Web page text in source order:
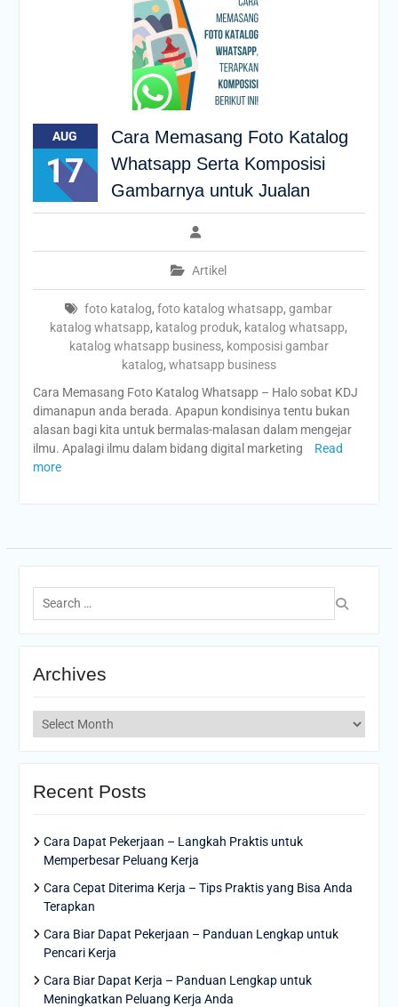
AUG
17
Cara Memasang Foto Katalog
Whatsapp Serta Komposisi
Gambarnya untuk Jualan
Artikel
foto katalog,foto katalog whatsapp,gambar
katalog whatsapp, katalog produk, katalog whatsapp,
katalog whatsapp business, komposisi gambar
katalog, whatsapp business
Cara Memasang Foto Katalog Whatsapp – Halo sobat KDJ
dimanapun anda berada. Apapun kondisinya tentu bukan
alasan bagi kita untuk bermalas-malasan dalam mengejar
ilmu. Apalagi ilmu dalam bidang digital marketing
Read
more
Search
for:
Archives
Archives
Recent Posts
Cara Dapat Pekerjaan – Langkah Praktis untuk
Memperbesar Peluang Kerja
Cara Cepat Diterima Kerja – Tips Praktis yang Bisa Anda
Terapkan
Cara Biar Dapat Pekerjaan – Panduan Lengkap untuk
Pencari Kerja
Cara Biar Dapat Kerja – Panduan Lengkap untuk
Meningkatkan Peluang Kerja Anda